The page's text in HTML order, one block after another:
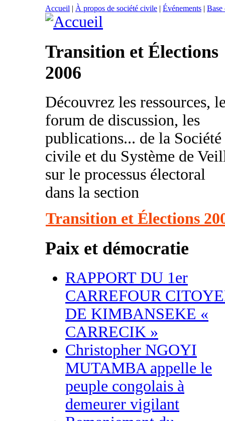
Accueil | À propos de société civile | Événements | Base
Transition et Élections
2006
Découvrez les ressources,
forum de discussion, les
publications... de la Société
civile et du Système de
sur le processus électoral
dans la section
Transition et Élections
Paix et démocratie
RAPPORT DU 1er
CARREFOUR
DE KIMBANSEKE «
CARRECIK »
Christopher NGOYI
MUTAMBA appelle le
peuple congolais à
demeurer vigilant